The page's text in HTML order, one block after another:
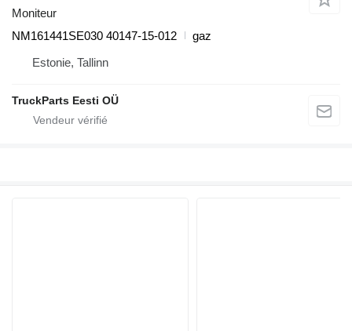
Moniteur
NM161441SE030 40147-15-012
gaz
Estonie, Tallinn
TruckParts Eesti OÜ